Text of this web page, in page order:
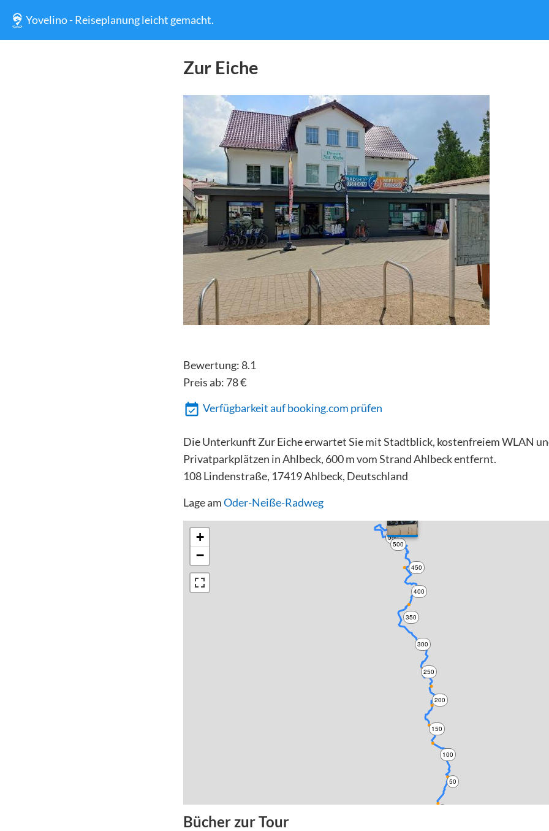
Yovelino - Reiseplanung leicht gemacht.
Zur Eiche
Bewertung: 8.1
Preis ab: 78€
Verfügbarkeit auf booking.com prüfen
Die Unterkunft Zur Eiche erwartet Sie mit Stadtblick, kostenfreiem WLAN
Privatparkplätzen in Ahlbeck, 600 m vom Strand Ahlbeck entfernt.
108 Lindenstraße, 17419 Ahlbeck, Deutschland
Lage amOder-Neiße-Radweg
50
100
150
200
250
300
350
400
450
500
550
+
−
Bücher zur Tour